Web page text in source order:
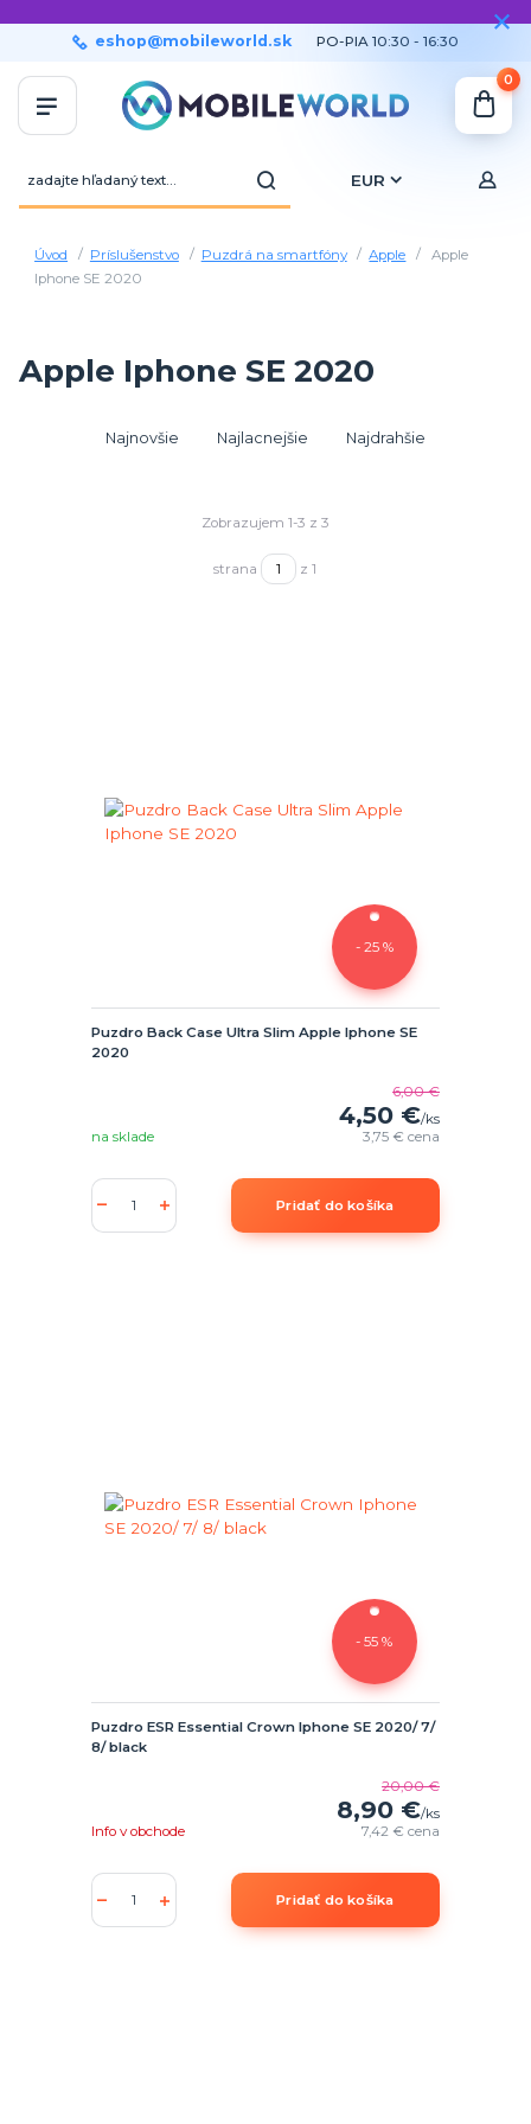
EUR
eshop@mobileworld.sk PO-PIA 10:30 - 16:30
0
Úvod Príslušenstvo Puzdrá na smartfóny Apple
Apple
Iphone SE 2020
Apple Iphone SE 2020
Najnovšie Najlacnejšie Najdrahšie
Zobrazujem 1-3 z 3
strana z 1
- 25 %
Puzdro Back Case Ultra Slim Apple Iphone SE
2020
6,00 €
4,50 €/ks
3,75 €cena
na sklade
Pridať do košíka
- 55 %
Puzdro ESR Essential Crown Iphone SE 2020/ 7/
8/ black
20,00 €
8,90 €/ks
7,42 €cena
Info v obchode
Pridať do košíka